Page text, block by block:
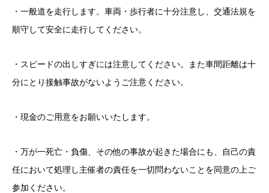
・一般道を走行します。車両・歩行者に十分注意し、交通法規を
順守して安全に走行してください。
・スピードの出しすぎには注意してください。また車間距離は十
分にとり接触事故がないようご注意ください。
・現金のご用意をお願いいたします。
・万が一死亡・負傷、その他の事故が起きた場合にも、自己の責
任において処理し主催者の責任を一切問わないことを同意の上ご
参加ください。